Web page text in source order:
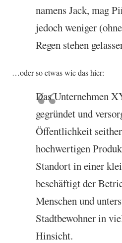
namens Jack, mag
jedoch weniger
Regen stehen
…oder so etwas wie das hier:
Das Unternehmen
gegründet und
Öffentlichkeit
hochwertigen
Standort in einer
beschäftigt der
Menschen und
Stadtbewohner in
Hinsicht.